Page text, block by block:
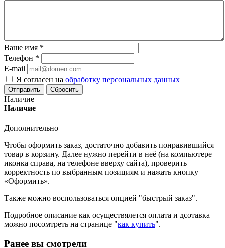
Ваше имя *
Телефон *
E-mail
Я согласен на обработку персональных данных
Сбросить
Наличие
Наличие
Дополнительно
Чтобы оформить заказ, достаточно добавить понравившийся
товар в корзину. Далее нужно перейти в неё (на компьютере
иконка справа, на телефоне вверху сайта), проверить
корректность по выбранным позициям и нажать кнопку
«Оформить».
Также можно воспользоваться опцией "быстрый заказ".
Подробное описание как осуществялется оплата и дсотавка
можно посомтреть на странице "как купить".
Ранее вы смотрели